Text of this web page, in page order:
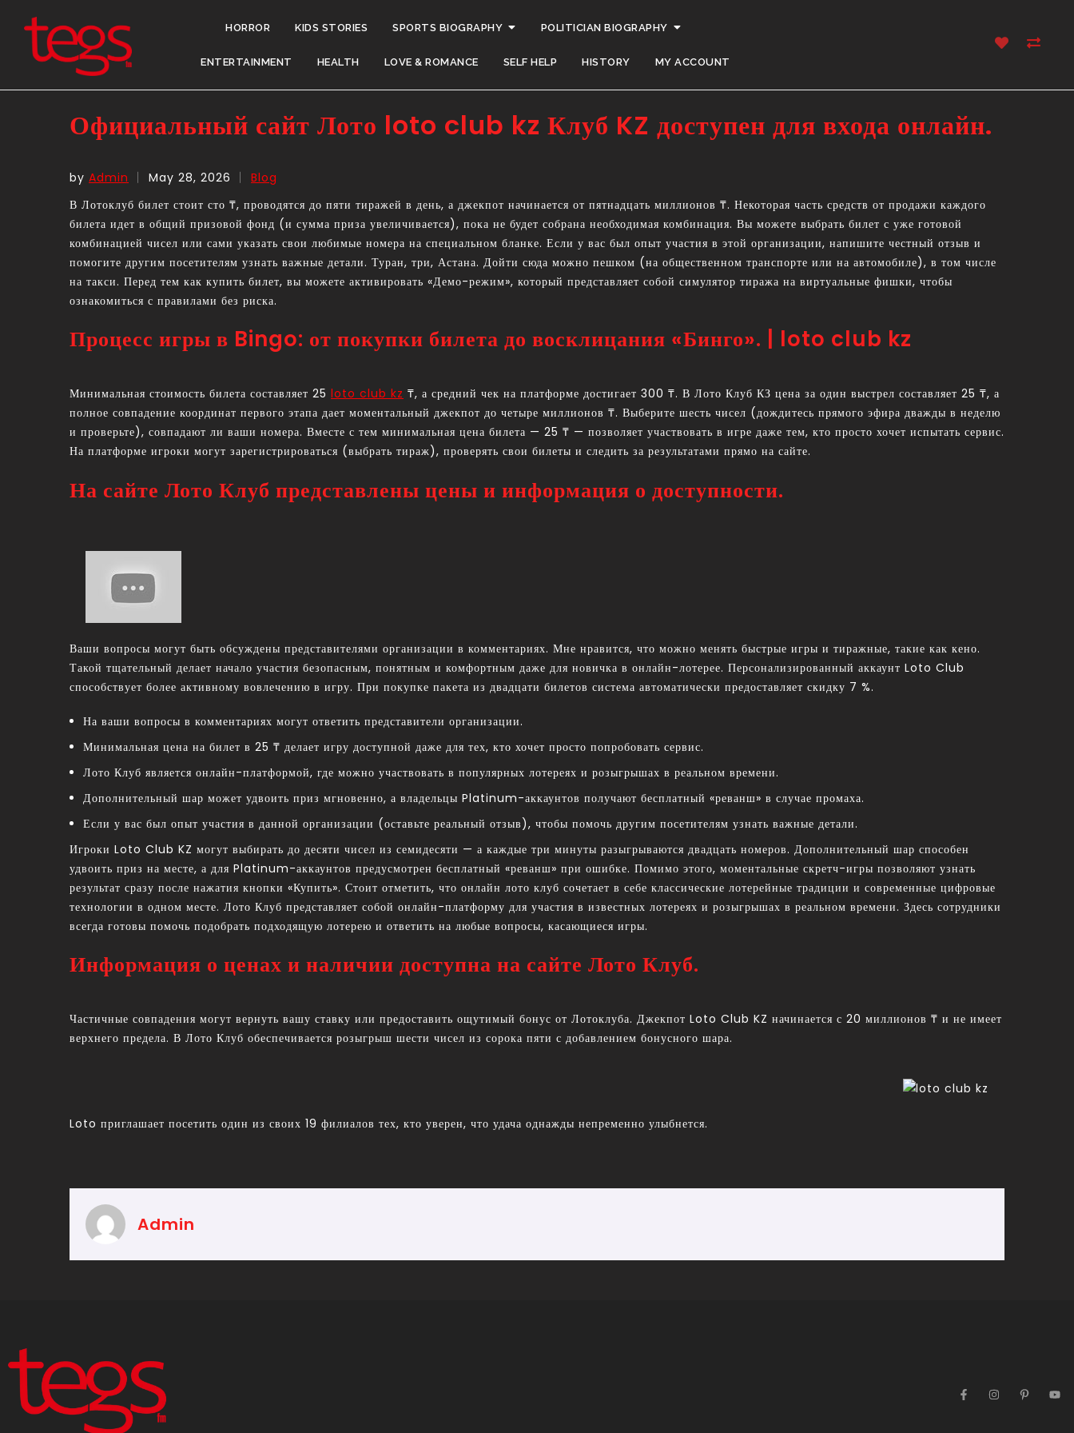
HORROR KIDS STORIES SPORTS BIOGRAPHY POLITICIAN BIOGRAPHY
ENTERTAINMENT HEALTH LOVE & ROMANCE SELF HELP HISTORY MY ACCOUNT
Официальный сайт Лото loto club kz Клуб KZ доступен для входа онлайн.
by Admin May 28, 2026
Blog
В Лотоклуб билет стоит сто ₸, проводятся до пяти тиражей в день, а джекпот начинается от пятнадцать миллионов ₸. Некоторая часть средств от продажи каждого
билета идет в общий призовой фонд (и сумма приза увеличивается), пока не будет собрана необходимая комбинация. Вы можете выбрать билет с уже готовой
комбинацией чисел или сами указать свои любимые номера на специальном бланке. Если у вас был опыт участия в этой организации, напишите честный отзыв и
помогите другим посетителям узнать важные детали. Туран, три, Астана. Дойти сюда можно пешком (на общественном транспорте или на автомобиле), в том числе
на такси. Перед тем как купить билет, вы можете активировать «Демо-режим», который представляет собой симулятор тиража на виртуальные фишки, чтобы
ознакомиться с правилами без риска.
Процесс игры в Bingo: от покупки билета до восклицания «Бинго». | loto club kz
Минимальная стоимость билета составляет 25 loto club kz ₸, а средний чек на платформе достигает 300 ₸. В Лото Клуб КЗ цена за один выстрел составляет 25 ₸, а
полное совпадение координат первого этапа дает моментальный джекпот до четыре миллионов ₸. Выберите шесть чисел (дождитесь прямого эфира дважды в неделю
и проверьте), совпадают ли ваши номера. Вместе с тем минимальная цена билета — 25 ₸ — позволяет участвовать в игре даже тем, кто просто хочет испытать сервис.
На платформе игроки могут зарегистрироваться (выбрать тираж), проверять свои билеты и следить за результатами прямо на сайте.
На сайте Лото Клуб представлены цены и информация о доступности.
Ваши вопросы могут быть обсуждены представителями организации в комментариях. Мне нравится, что можно менять быстрые игры и тиражные, такие как кено.
Такой тщательный делает начало участия безопасным, понятным и комфортным даже для новичка в онлайн-лотерее. Персонализированный аккаунт Loto Club
способствует более активному вовлечению в игру. При покупке пакета из двадцати билетов система автоматически предоставляет скидку 7 %.
На ваши вопросы в комментариях могут ответить представители организации.
Минимальная цена на билет в 25 ₸ делает игру доступной даже для тех, кто хочет просто попробовать сервис.
Лото Клуб является онлайн-платформой, где можно участвовать в популярных лотереях и розыгрышах в реальном времени.
Дополнительный шар может удвоить приз мгновенно, а владельцы Platinum-аккаунтов получают бесплатный «реванш» в случае промаха.
Если у вас был опыт участия в данной организации (оставьте реальный отзыв), чтобы помочь другим посетителям узнать важные детали.
Игроки Loto Club KZ могут выбирать до десяти чисел из семидесяти — а каждые три минуты разыгрываются двадцать номеров. Дополнительный шар способен
удвоить приз на месте, а для Platinum-аккаунтов предусмотрен бесплатный «реванш» при ошибке. Помимо этого, моментальные скретч-игры позволяют узнать
результат сразу после нажатия кнопки «Купить». Стоит отметить, что онлайн лото клуб сочетает в себе классические лотерейные традиции и современные цифровые
технологии в одном месте. Лото Клуб представляет собой онлайн-платформу для участия в известных лотереях и розыгрышах в реальном времени. Здесь сотрудники
всегда готовы помочь подобрать подходящую лотерею и ответить на любые вопросы, касающиеся игры.
Информация о ценах и наличии доступна на сайте Лото Клуб.
Частичные совпадения могут вернуть вашу ставку или предоставить ощутимый бонус от Лотоклуба. Джекпот Loto Club KZ начинается с 20 миллионов ₸ и не имеет
верхнего предела. В Лото Клуб обеспечивается розыгрыш шести чисел из сорока пяти с добавлением бонусного шара.
Loto приглашает посетить один из своих 19 филиалов тех, кто уверен, что удача однажды непременно улыбнется.
Admin